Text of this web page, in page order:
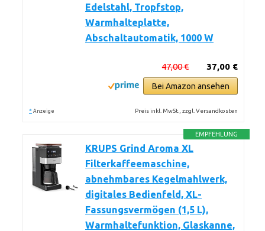
Edelstahl, Tropfstop,
Warmhalteplatte,
Abschaltautomatik, 1000 W
37,00 €
47,00 €
Bei Amazon ansehen
* Anzeige Preis inkl. MwSt., zzgl. Versandkosten
EMPFEHLUNG
KRUPS Grind Aroma XL
Filterkaffeemaschine,
abnehmbares Kegelmahlwerk,
digitales Bedienfeld, XL-
Fassungsvermögen (1,5 L),
Warmhaltefunktion, Glaskanne,